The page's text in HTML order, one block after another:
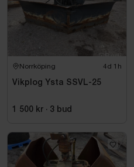
Norrköping 4d 1h
Vikplog Ysta SSVL-25
1 500 kr · 3 bud